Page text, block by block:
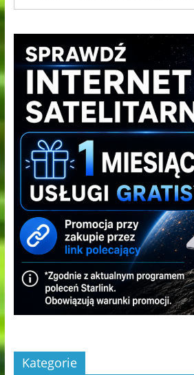
Kategorie